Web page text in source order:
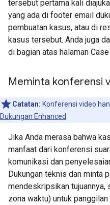
tersebut pertama kali
yang ada di footer email
pembuatan kasus, atau di
kasus tersebut. Anda juga
di bagian atas halaman
Meminta konferensi
Catatan: Konferensi video
Dukungan Enhanced
Jika Anda merasa bahwa
manfaat dari konferensi
komunikasi dan
Dukungan teknis dan minta
mendeskripsikan tujuannya,
zona waktu) untuk